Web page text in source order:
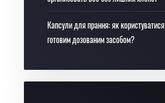
Капсули для прання: як користуватися
готовим дозованим засобом?